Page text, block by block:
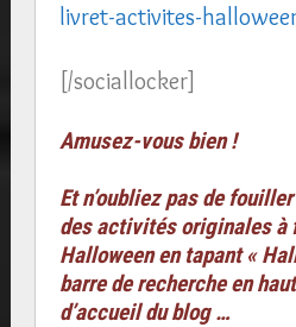
livret-activites-
[/sociallocker]
Amusez-vous bien !
Et n’oubliez pas de
des activités originales à
Halloween en tapant «
barre de recherche en
d’accueil du blog …